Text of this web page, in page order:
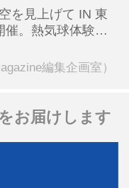
を見上げて IN 東
催。熱気球体験搭
編集企画室）
お届けします